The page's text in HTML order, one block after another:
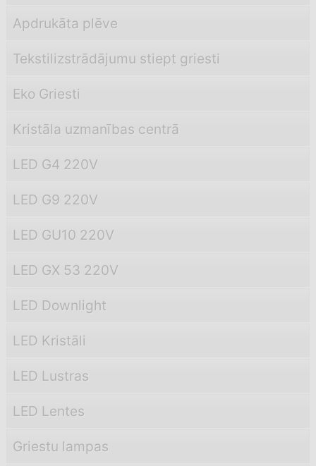
Apdrukāta plēve
Tekstilizstrādājumu stiept griesti
Eko Griesti
Kristāla uzmanības centrā
LED G4 220V
LED G9 220V
LED GU10 220V
LED GX 53 220V
LED Downlight
LED Kristāli
LED Lustras
LED Lentes
Griestu lampas